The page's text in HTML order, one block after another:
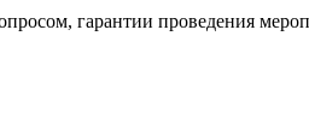
гарантии проведения